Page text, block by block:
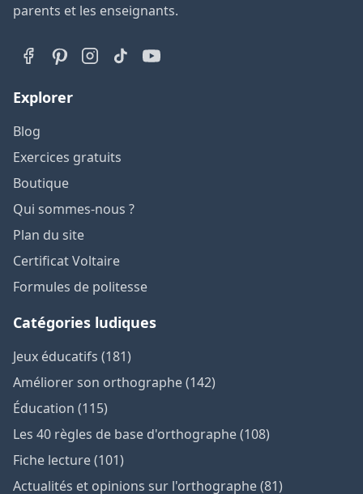
parents et les enseignants.
Explorer
Blog
Exercices gratuits
Boutique
Qui sommes-nous ?
Plan du site
Certificat Voltaire
Formules de politesse
Catégories ludiques
Jeux éducatifs (181)
Améliorer son orthographe (142)
Éducation (115)
Les 40 règles de base d'orthographe (108)
Fiche lecture (101)
Actualités et opinions sur l'orthographe (81)